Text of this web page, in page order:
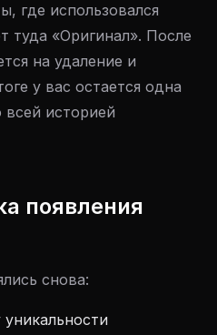
где использовался
туда «Оригинал». После
на удаление и
у вас остается одна
всей историей
появления
снова: